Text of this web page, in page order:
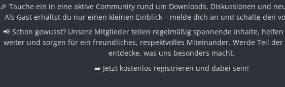
🎉 Tauche ein in eine aktive Community rund um Downloads, Diskussionen und
Als Gast erhältst du nur einen kleinen Einblick – melde dich an und schalte den
📢 Schon gewusst? Unsere Mitglieder teilen regelmäßig spannende Inhalte,
weiter und sorgen für ein freundliches, respektvolles Miteinander. Werde Teil
entdecke, was uns besonders macht.
➡️ Jetzt kostenlos registrieren und dabei sein!